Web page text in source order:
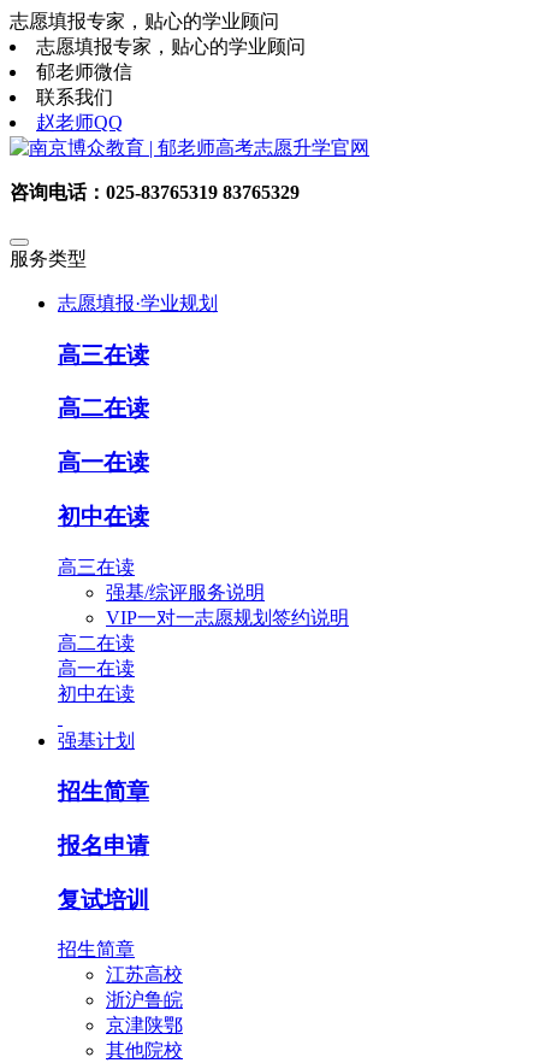
志愿填报专家，贴心的学业顾问
志愿填报专家，贴心的学业顾问
郁老师微信
联系我们
赵老师QQ
咨询电话：025-83765319 83765329
服务类型
志愿填报·学业规划
高三在读
高二在读
高一在读
初中在读
高三在读
强基/综评服务说明
VIP一对一志愿规划签约说明
高二在读
高一在读
初中在读
强基计划
招生简章
报名申请
复试培训
招生简章
江苏高校
浙沪鲁皖
京津陕鄂
其他院校